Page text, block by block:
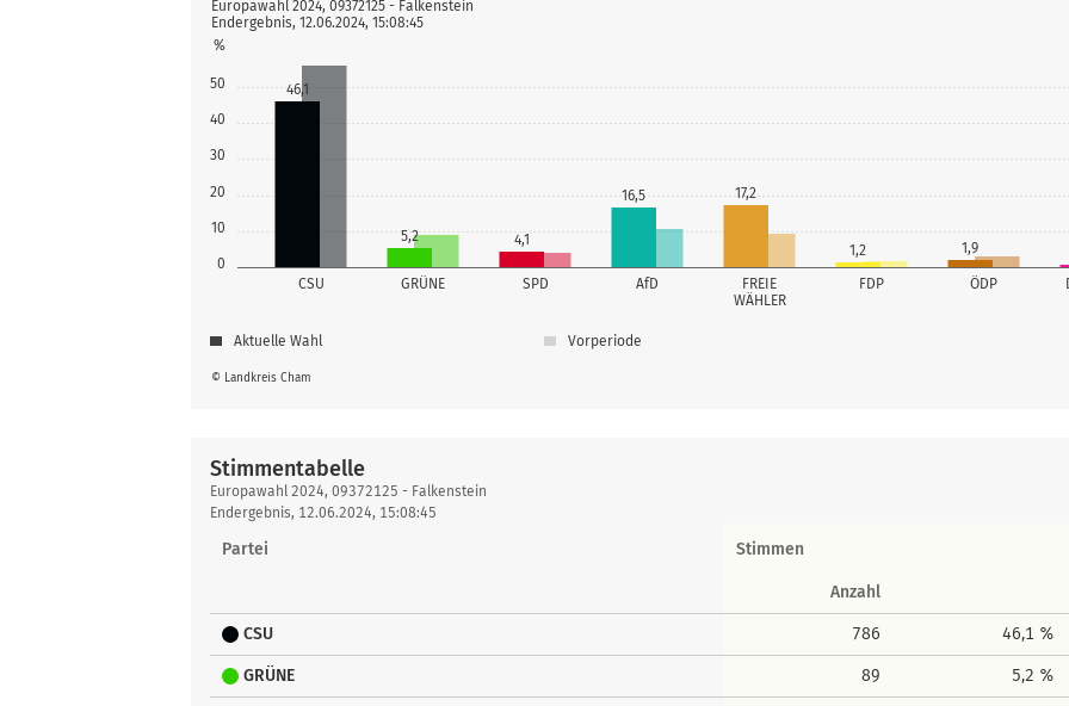
0
10
20
30
40
50
%
CSU GRÜNE SPD AfD
FREIE
WÄHLER
FDP ÖDP
46,1
5,2 4,1
16,5 17,2
1,2 1,9
© Landkreis Cham
Europawahl 2024, 09372125 - Falkenstein
Endergebnis, 12.06.2024, 15:08:45
Aktuelle Wahl Vorperiode
Stimmentabelle
Stimmentabelle
Europawahl 2024, 09372125 - Falkenstein
Endergebnis, 12.06.2024, 15:08:45
Partei Stimmen
Anzahl
CSU 786 46,1 %
GRÜNE 89 5,2 %